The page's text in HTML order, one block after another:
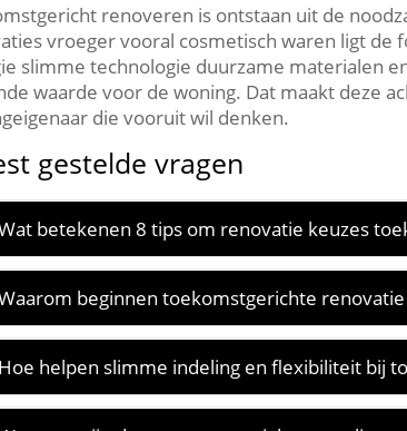
renoveren is ontstaan uit de
vroeger vooral cosmetisch waren ligt
slimme technologie duurzame materialen
waarde voor de woning.​ Dat maakt deze
die vooruit wil denken.​
gestelde vragen
betekenen 8 tips om renovatie keuzes
beginnen toekomstgerichte
helpen slimme indeling en flexibiliteit bij